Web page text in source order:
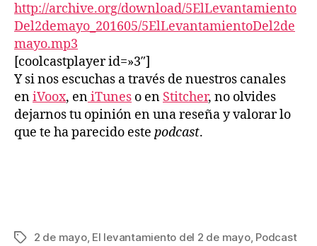
http://archive.org/download/5ElLevantamiento
Del2demayo_201605/5ElLevantamientoDel2de
mayo.mp3
[coolcastplayer id=»3″]
Y si nos escuchas a través de nuestros canales
eniVoox, eniTunes o en Stitcher, no olvides
dejarnos tu opinión en una reseña y valorar lo
que te ha parecido este podcast.
Etiquetas
2 de mayo, El levantamiento del 2 de mayo, Podcast